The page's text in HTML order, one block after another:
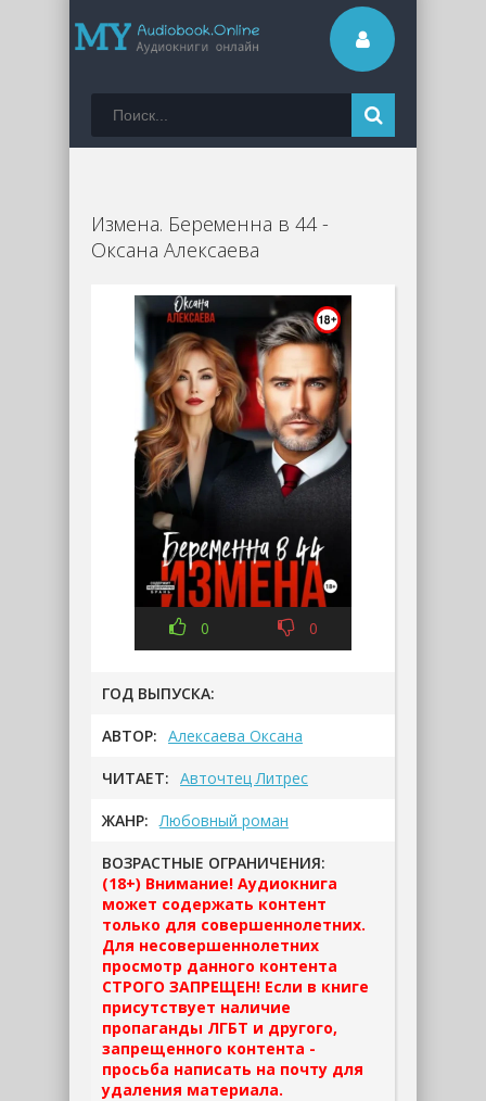
Измена. Беременна в 44 -
Оксана Алексаева
0 0
ГОД ВЫПУСКА:
АВТОР: Алексаева Оксана
ЧИТАЕТ: Авточтец Литрес
ЖАНР: Любовный роман
ВОЗРАСТНЫЕ ОГРАНИЧЕНИЯ:
(18+) Внимание! Аудиокнига
может содержать контент
только для совершеннолетних.
Для несовершеннолетних
просмотр данного контента
СТРОГО ЗАПРЕЩЕН! Если в книге
присутствует наличие
пропаганды ЛГБТ и другого,
запрещенного контента -
просьба написать на почту для
удаления материала.